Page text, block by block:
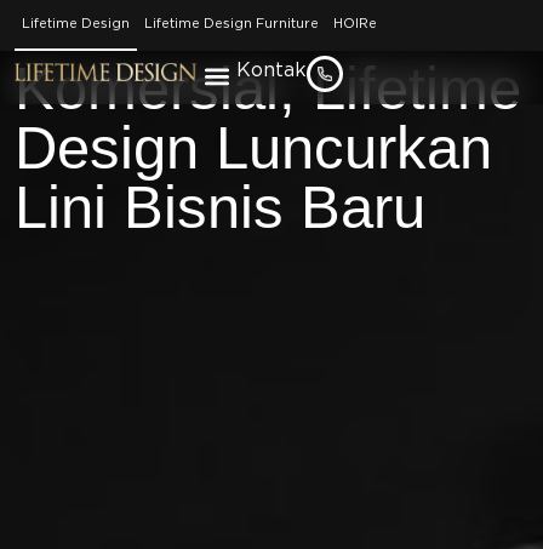
Lifetime Design Lifetime Design Furniture HOIRe
Kontak
Sasar Pasar
Komersial, Lifetime
Design Luncurkan
Lini Bisnis Baru